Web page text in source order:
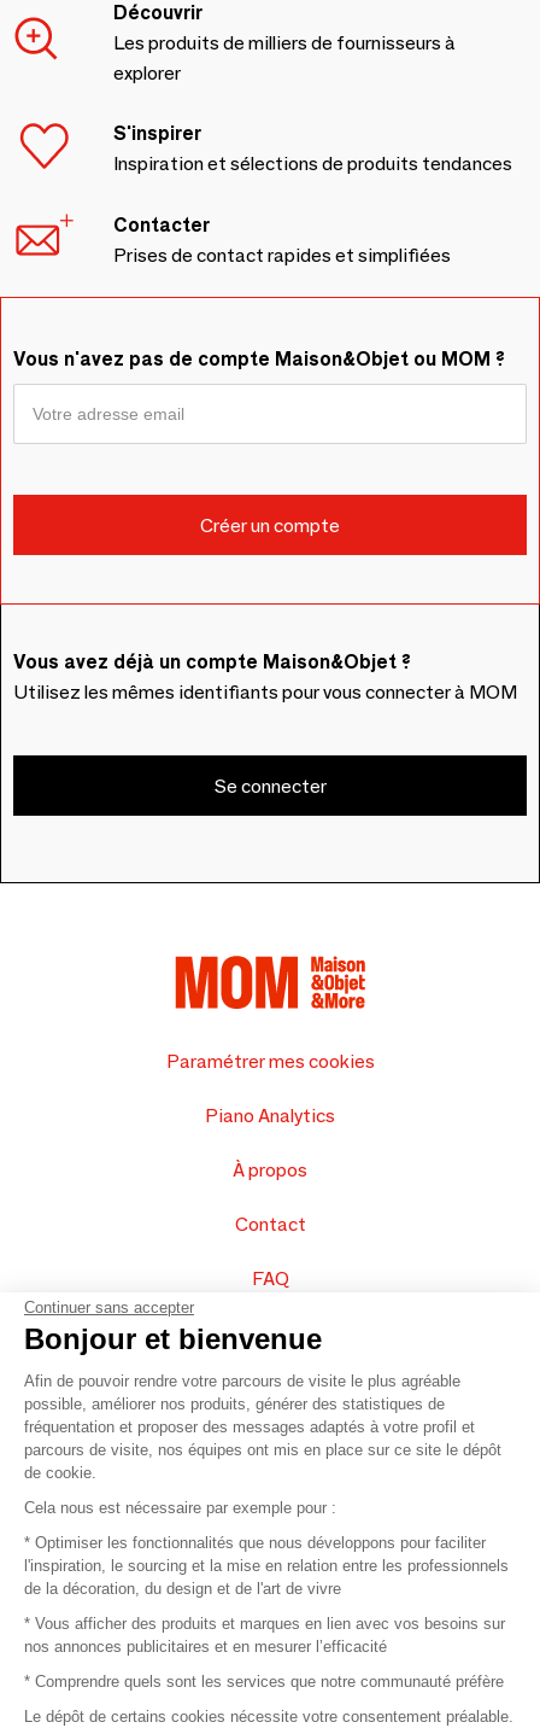
Découvrir
Les produits de milliers de fournisseurs à
explorer
S'inspirer
Inspiration et sélections de produits tendances
Contacter
Prises de contact rapides et simplifiées
Vous n'avez pas de compte Maison&Objet ou MOM ?
Vous avez déjà un compte Maison&Objet ?
Utilisez les mêmes identifiants pour vous connecter à MOM
Se connecter
Paramétrer mes cookies
Piano Analytics
À propos
Contact
FAQ
Vendez vos produits
Plan du site
© 2016 –Organisation SAFI
Recrutement
Mentions légales
Continuer sans accepter
Bonjour et bienvenue
Afin de pouvoir rendre votre parcours de visite le plus agréable
possible, améliorer nos produits, générer des statistiques de
fréquentation et proposer des messages adaptés à votre profil et
parcours de visite, nos équipes ont mis en place sur ce site le dépôt
de cookie.
Cela nous est nécessaire par exemple pour :
* Optimiser les fonctionnalités que nous développons pour faciliter
l'inspiration, le sourcing et la mise en relation entre les professionnels
de la décoration, du design et de l'art de vivre
* Vous afficher des produits et marques en lien avec vos besoins sur
nos annonces publicitaires et en mesurer l’efficacité
* Comprendre quels sont les services que notre communauté préfère
Le dépôt de certains cookies nécessite votre consentement préalable.